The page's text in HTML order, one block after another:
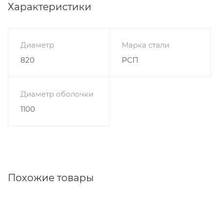
Характеристики
Диаметр
820
Марка стали
РСП
Диаметр оболочки
1100
Похожие товары